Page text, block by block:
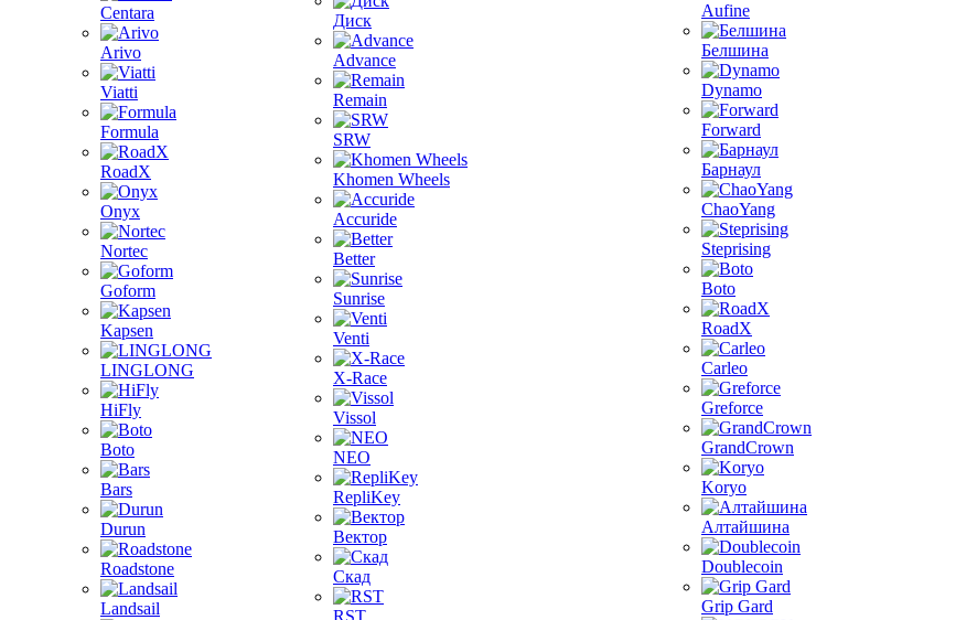
Centara
Arivo
Viatti
Formula
RoadX
Onyx
Nortec
Goform
Kapsen
LINGLONG
HiFly
Boto
Bars
Durun
Roadstone
Landsail
Диск
Advance
Remain
SRW
Khomen Wheels
Accuride
Better
Sunrise
Venti
X-Race
Vissol
NEO
RepliKey
Вектор
Скад
RST
Aufine
Белшина
Dynamo
Forward
Барнаул
ChaoYang
Steprising
Boto
RoadX
Carleo
Greforce
GrandCrown
Koryo
Алтайшина
Doublecoin
Grip Gard